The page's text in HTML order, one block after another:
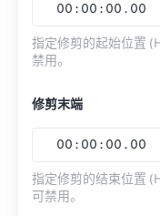
00 : 00 : 00 . 00
指定修剪的起始位置
禁用。
修剪末端
00 : 00 : 00 . 00
指定修剪的结束位置
可禁用。